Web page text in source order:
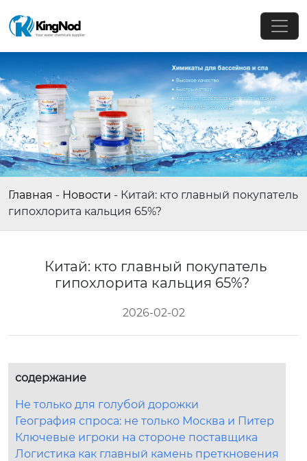
Главная - Новости - Китай: кто главный покупатель
гипохлорита кальция 65%?
Китай: кто главный покупатель
гипохлорита кальция 65%?
2026-02-02
содержание
Не только для голубой дорожки
География спроса: не только Москва и Питер
Ключевые игроки на стороне поставщика
Логистика как главный камень преткновения